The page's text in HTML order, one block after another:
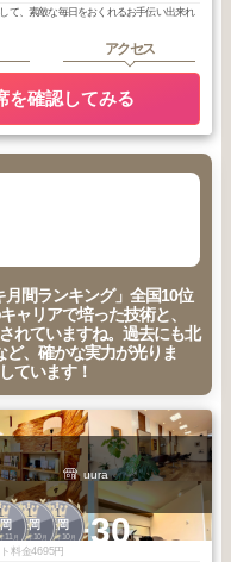
て、素敵な毎日をおくれるお手伝い出来れ
アクセス
を確認してみる
間ランキング」全国10位
ャリアで培った技術と、
れていますね。過去にも北
、確かな実力が光りま
ています！
岡
11月
1
長岡
2025年 10月
1
長岡
2025年 10月
+30
uura
料金4695円